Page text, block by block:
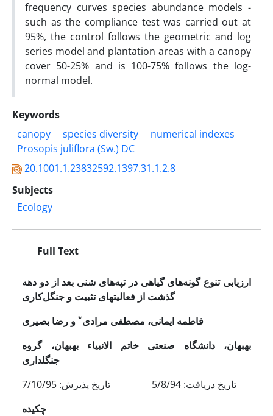
frequency curves species abundance models -
such as the compliance test was carried out at
95%, the control follows the geometric and log
series model and plantation areas with a canopy
cover 50-25% and is 100-75% follows the log-
normal model.
Keywords
canopy
species diversity
numerical indexes
Prosopis juliflora (Sw.) DC
20.1001.1.23832592.1397.31.1.2.8
Subjects
Ecology
Full Text
ارزیابی تنوع گونه‌های گیاهی در تپه‌های شنی بعد از دو دهه
گذشت از فعالیتهای تثبیت و جنگل‌کاری
فاطمه ایمانی، مصطفی مرادی* و رضا بصیری
بهبهان، دانشگاه صنعتی خاتم الانبیاء بهبهان، گروه
جنگلداری
تاریخ دریافت: 5/8/94 تاریخ پذیرش: 7/10/95
چکیده